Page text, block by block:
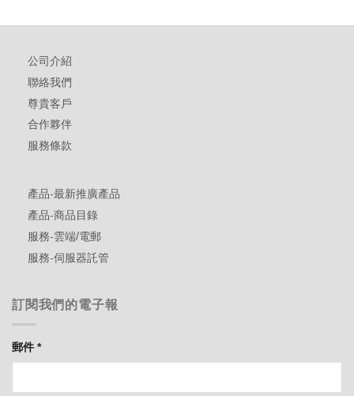
公司介紹
聯絡我們
尊貴客戶
合作夥伴
服務條款
產品-最新推廣產品
產品-商品目錄
服務-雲端/電郵
服務-伺服器託管
訂閱我們的電子報
郵件*